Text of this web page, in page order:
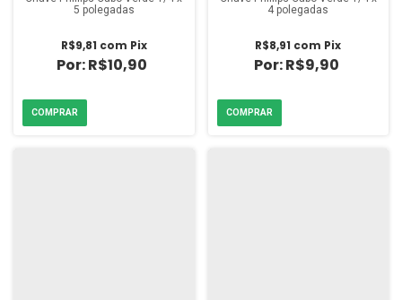
5 polegadas
R$10,90
R$9,81 com Pix
4 polegadas
R$9,90
R$8,91 com Pix